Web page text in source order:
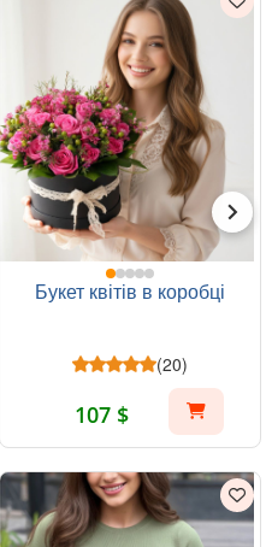
Букет квітів в коробці
(20)
107 $